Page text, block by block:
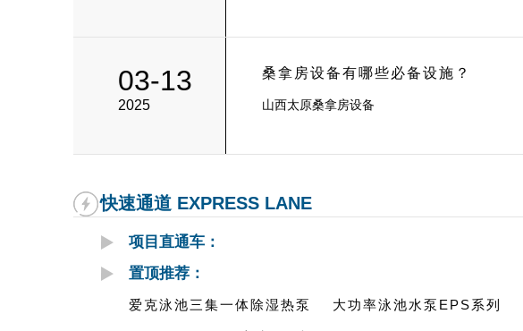
03-13
2025
桑拿房设备有哪些必备设施？
山西太原桑拿房设备
快速通道 EXPRESS LANE
项目直通车：
置顶推荐：
爱克泳池三集一体除湿热泵 大功率泳池水泵EPS系列